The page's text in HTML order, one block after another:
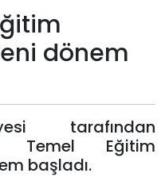
dönem
tarafından
Temel Eğitim
başladı.